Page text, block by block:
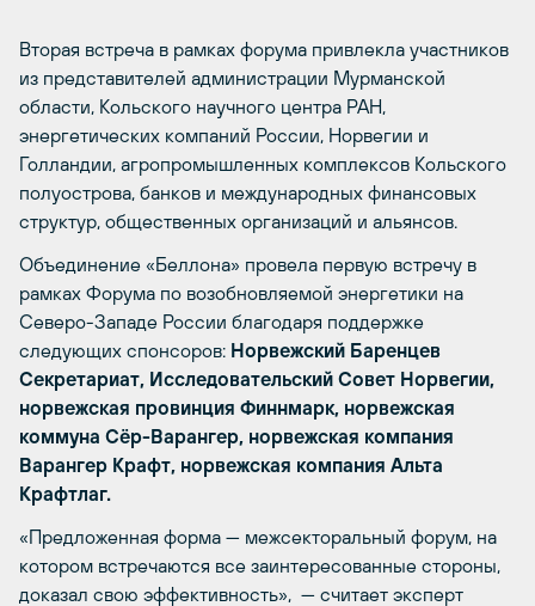
Вторая встреча в рамках форума привлекла участников
из представителей администрации Мурманской
области, Кольского научного центра РАН,
энергетических компаний России, Норвегии и
Голландии, агропромышленных комплексов Кольского
полуострова, банков и международных финансовых
структур, общественных организаций и альянсов.
Объединение «Беллона» провела первую встречу в
рамках Форума по возобновляемой энергетики на
Северо-Западе России благодаря поддержке
следующих спонсоров: Норвежский Баренцев
Секретариат, Исследовательский Совет Норвегии,
норвежская провинция Финнмарк, норвежская
коммуна Сёр-Варангер, норвежская компания
Варангер Крафт, норвежская компания Альта
Крафтлаг.
«Предложенная форма — межсекторальный форум, на
котором встречаются все заинтересованные стороны,
доказал свою эффективность», — считает эксперт